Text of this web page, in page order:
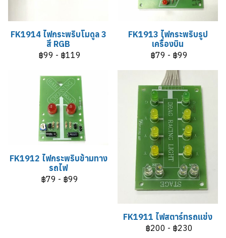
FK1914 ไฟกระพริบโมดูล 3
สี RGB
฿99 - ฿119
FK1913 ไฟกระพริบรูป
เครื่องบิน
฿79 - ฿99
FK1912 ไฟกระพริบข้ามทาง
รถไฟ
฿79 - ฿99
FK1911 ไฟสตาร์ทรถแข่ง
฿200 - ฿230